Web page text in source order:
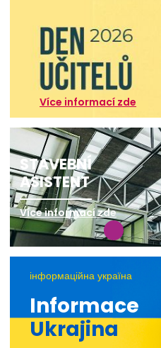
Více informací zde
STAVEBNÍ
ASISTENT
Více informací zde
інформаційна україна
Informace
Ukrajina